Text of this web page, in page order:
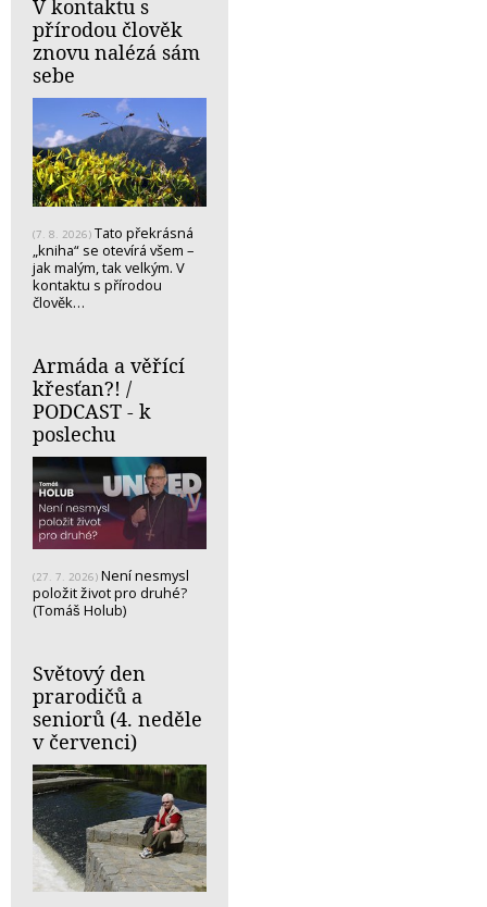
V kontaktu s
přírodou člověk
znovu nalézá sám
sebe
(7. 8. 2026) Tato překrásná
„kniha“ se otevírá všem –
jak malým, tak velkým. V
kontaktu s přírodou
člověk…
Armáda a věřící
křesťan?! /
PODCAST - k
poslechu
(27. 7. 2026) Není nesmysl
položit život pro druhé?
(Tomáš Holub)
Světový den
prarodičů a
seniorů (4. neděle
v červenci)